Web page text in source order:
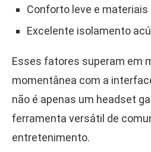
Conforto leve e materiais
Excelente isolamento
Esses fatores superam em
momentânea com a
não é apenas um headset
ferramenta versátil de
entretenimento.